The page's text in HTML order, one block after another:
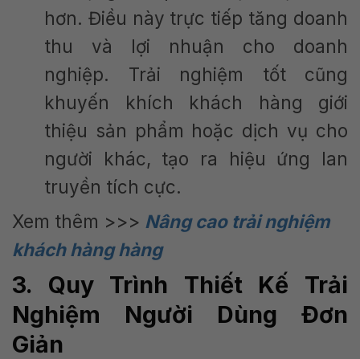
hơn. Điều này trực tiếp tăng doanh
thu và lợi nhuận cho doanh
nghiệp. Trải nghiệm tốt cũng
khuyến khích khách hàng giới
thiệu sản phẩm hoặc dịch vụ cho
người khác, tạo ra hiệu ứng lan
truyền tích cực.
Xem thêm >>> Nâng cao trải nghiệm
khách hàng hàng
3. Quy Trình Thiết Kế Trải
Nghiệm Người Dùng Đơn
Giản